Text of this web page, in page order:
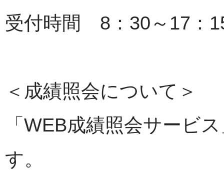
受付時間 8：30～17：
＜成績照会について＞
「WEB成績照会サービ
す。